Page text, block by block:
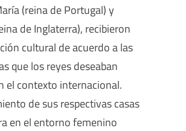
(reina de Portugal) y
de Inglaterra), recibieron
cultural de acuerdo a las
que los reyes deseaban
el contexto internacional.
de sus respectivas casas
en el entorno femenino